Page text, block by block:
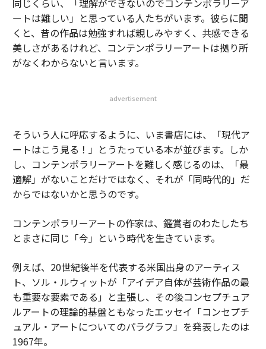
ートは難しい」と思っている人たちがいます。彼らに聞
くと、昔の作品は勉強すれば親しみやすく、共感できる
美しさがあるけれど、コンテンポラリーアートは拠り所
がなくわからないと言います。
advertisement
そういう人に呼応するように、いま書店には、「現代ア
ートはこう見る！」とうたっている本が並びます。しか
し、コンテンポラリーアートを難しく感じるのは、「最
適解」がないことだけではなく、それが「同時代的」だ
からではないかと思うのです。
コンテンポラリーアートの作家は、鑑賞者のわたしたち
とまさに同じ「今」という時代を生きています。
例えば、20世紀後半を代表する米国出身のアーティス
ト、ソル・ルウィットが「アイデア自体が芸術作品の最
も重要な要素である」と主張し、その後コンセプチュア
ルアートの理論的基盤ともなったエッセイ「コンセプチ
ュアル・アートについてのパラグラフ」を発表したのは
1967年。